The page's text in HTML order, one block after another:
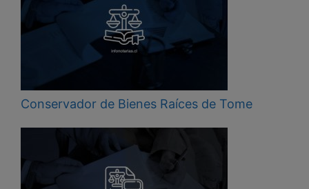
Conservador de Bienes Raíces de Tome